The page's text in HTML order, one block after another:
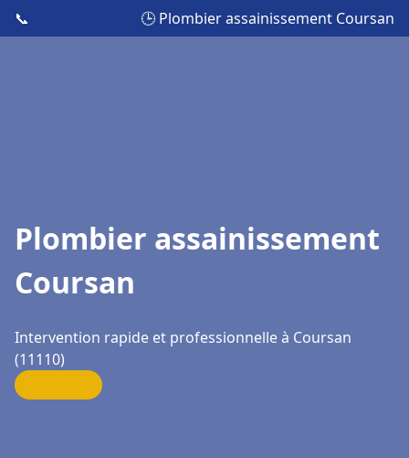
📞 🕒 Plombier assainissement Coursan
Plombier assainissement
Coursan
Intervention rapide et professionnelle à Coursan
(11110)